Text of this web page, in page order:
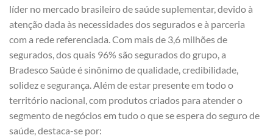
líder no mercado brasileiro de saúde suplementar, devido à
atenção dada às necessidades dos segurados e à parceria
com a rede referenciada. Com mais de 3,6 milhões de
segurados, dos quais 96% são segurados do grupo, a
Bradesco Saúde é sinônimo de qualidade, credibilidade,
solidez e segurança. Além de estar presente em todo o
território nacional, com produtos criados para atender o
segmento de negócios em tudo o que se espera do seguro de
saúde, destaca-se por: